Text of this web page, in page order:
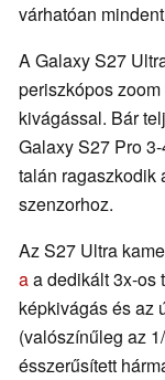
várhatóan
A Galaxy S27
periszkópos
kivágással. Bár
Galaxy S27 Pro
talán ragaszkodik
szenzorhoz.
Az S27 Ultra
aa dedikált 3x-os
képkivágás és az
(valószínűleg az
ésszerűsített